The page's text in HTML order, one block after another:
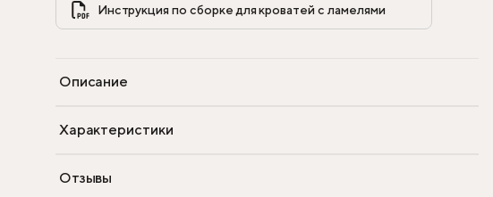
Инструкция по сборке для кроватей с ламелями
Описание
Характеристики
Отзывы